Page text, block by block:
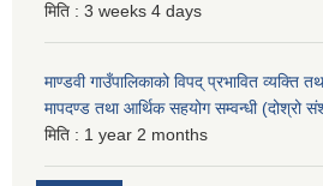
मिति : 3 weeks 4 days
माण्डवी गाउँपालिकाको विपद् प्रभावित व्यक्ति
मापदण्ड तथा आर्थिक सहयोग सम्वन्धी (दोश्रो
मिति : 1 year 2 months